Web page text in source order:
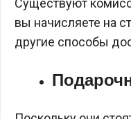
Существуют
вы начисляете на
другие способы